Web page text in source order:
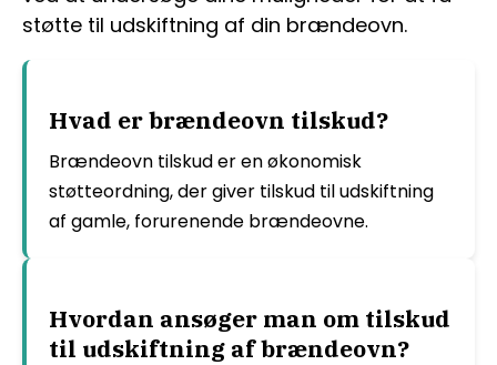
støtte til udskiftning af din brændeovn.
Hvad er brændeovn tilskud?
Brændeovn tilskud er en økonomisk
støtteordning, der giver tilskud til udskiftning
af gamle, forurenende brændeovne.
Hvordan ansøger man om tilskud
til udskiftning af brændeovn?